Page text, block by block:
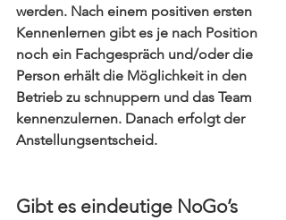
werden. Nach einem positiven ersten
Kennenlernen gibt es je nach Position
noch ein Fachgespräch und/oder die
Person erhält die Möglichkeit in den
Betrieb zu schnuppern und das Team
kennenzulernen. Danach erfolgt der
Anstellungsentscheid.
Gibt es eindeutige NoGo’s